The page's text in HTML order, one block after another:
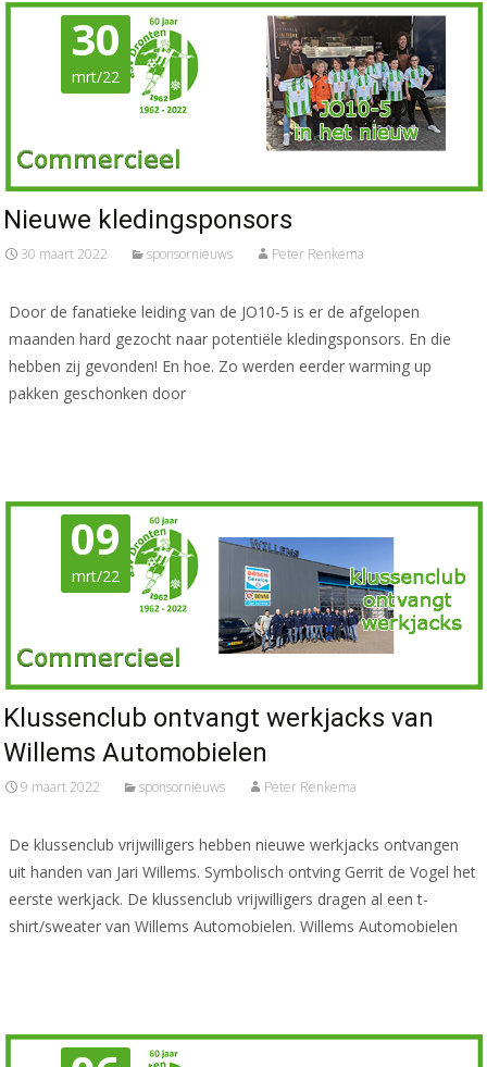
30
mrt/22
Nieuwe kledingsponsors
30 maart 2022 sponsornieuws Peter Renkema
Door de fanatieke leiding van de JO10-5 is er de afgelopen
maanden hard gezocht naar potentiële kledingsponsors. En die
hebben zij gevonden! En hoe. Zo werden eerder warming up
pakken geschonken door
09
mrt/22
Klussenclub ontvangt werkjacks van
Willems Automobielen
9 maart 2022 sponsornieuws Peter Renkema
De klussenclub vrijwilligers hebben nieuwe werkjacks ontvangen
uit handen van Jari Willems. Symbolisch ontving Gerrit de Vogel het
eerste werkjack. De klussenclub vrijwilligers dragen al een t-
shirt/sweater van Willems Automobielen. Willems Automobielen